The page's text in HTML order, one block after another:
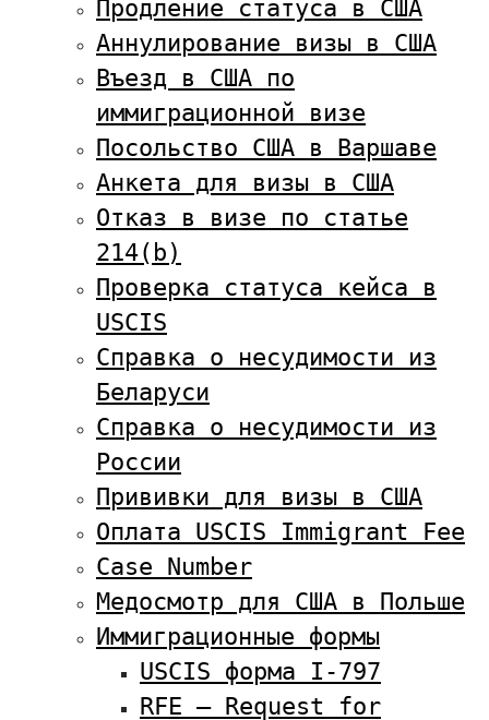
Продление статуса в США
Аннулирование визы в США
Въезд в США по
иммиграционной визе
Посольство США в Варшаве
Анкета для визы в США
Отказ в визе по статье
214(b)
Проверка статуса кейса в
USCIS
Справка о несудимости из
Беларуси
Справка о несудимости из
России
Прививки для визы в США
Оплата USCIS Immigrant Fee
Case Number
Медосмотр для США в Польше
Иммиграционные формы
USCIS форма I-797
RFE — Request for